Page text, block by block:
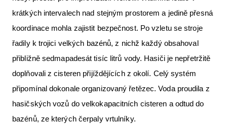
krátkých intervalech nad stejným prostorem a jedině přesná
koordinace mohla zajistit bezpečnost. Po vzletu se stroje
řadily k trojici velkých bazénů, z nichž každý obsahoval
přibližně sedmapadesát tisíc litrů vody. Hasiči je nepřetržitě
doplňovali z cisteren přijíždějících z okolí. Celý systém
připomínal dokonale organizovaný řetězec. Voda proudila z
hasičských vozů do velkokapacitních cisteren a odtud do
bazénů, ze kterých čerpaly vrtulníky.